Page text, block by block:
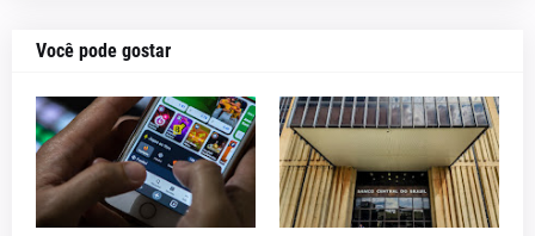
Você pode gostar